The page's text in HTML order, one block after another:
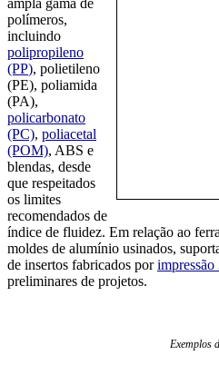
ampla gama de
polímeros,
incluindo
polipropileno
(PP), polietileno
(PE), poliamida
(PA),
policarbonato
(PC), poliacetal
(POM), ABS e
blendas, desde
que respeitados
os limites
recomendados de
índice de fluidez. Em relação ao
moldes de alumínio usinados,
de insertos fabricados porimpressão
preliminares de projetos.
Exemplos